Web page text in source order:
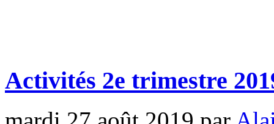
Activités 2e trimestre